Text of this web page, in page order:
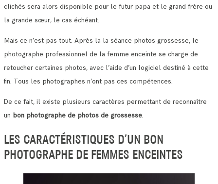
clichés sera alors disponible pour le futur papa et le grand frère ou
la grande sœur, le cas échéant.
Mais ce n’est pas tout. Après la la séance photos grossesse, le
photographe professionnel de la femme enceinte se charge de
retoucher certaines photos, avec l’aide d’un logiciel destiné à cette
fin. Tous les photographes n’ont pas ces compétences.
De ce fait, il existe plusieurs caractères permettant de reconnaître
un bon photographe de photos de grossesse.
LES CARACTÉRISTIQUES D’UN BON
PHOTOGRAPHE DE FEMMES ENCEINTES